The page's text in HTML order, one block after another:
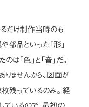
だけ制作当時のも
部品といった「形」
は「色」と「音」だ。
りませんから、図面が
残っているのみ。経